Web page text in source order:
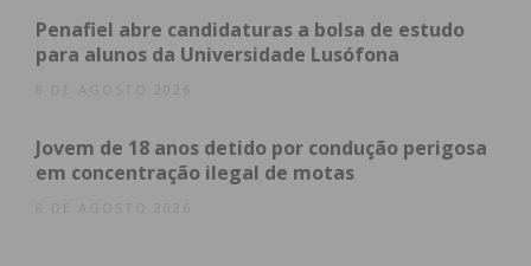
obtenha de forma regular a informação
Penafiel abre candidaturas a bolsa de estudo
para alunos da Universidade Lusófona
8 DE AGOSTO 2026
Jovem de 18 anos detido por condução perigosa
em concentração ilegal de motas
8 DE AGOSTO 2026